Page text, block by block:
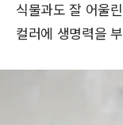
식물과도 잘 어울
컬러에 생명력을